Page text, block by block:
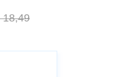
18,49